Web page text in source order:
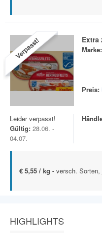
Verpasst! Extra
Marke:
Preis:
Leider verpasst!
Gültig: 28.06. -
04.07.
€ 5,55 / kg - versch. Sorten,
HIGHLIGHTS